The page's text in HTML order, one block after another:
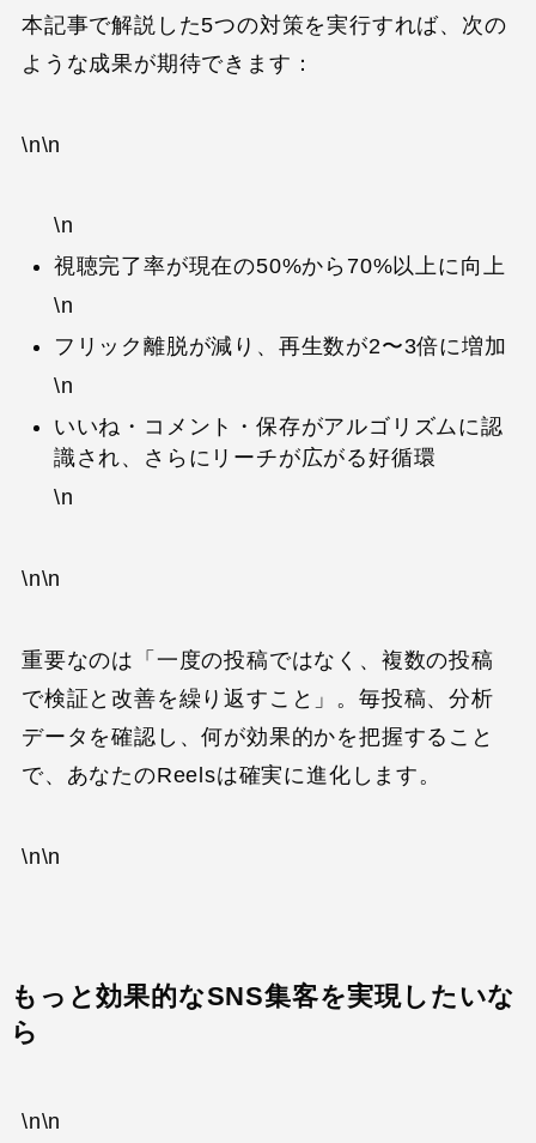
本記事で解説した5つの対策を実行すれば、次の
ような成果が期待できます：
\n\n
\n
視聴完了率が現在の50%から70%以上に向上
\n
フリック離脱が減り、再生数が2〜3倍に増加
\n
いいね・コメント・保存がアルゴリズムに認
識され、さらにリーチが広がる好循環
\n
\n\n
重要なのは「一度の投稿ではなく、複数の投稿
で検証と改善を繰り返すこと」。毎投稿、分析
データを確認し、何が効果的かを把握すること
で、あなたのReelsは確実に進化します。
\n\n
もっと効果的なSNS集客を実現したいな
ら
\n\n